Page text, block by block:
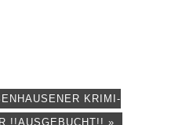
KRIMI-
!!AUSGEBUCHT!! »